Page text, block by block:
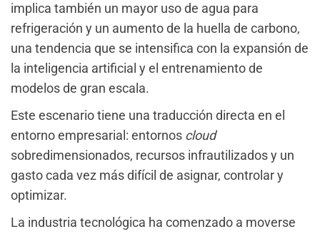
implica también un mayor uso de agua para
refrigeración y un aumento de la huella de carbono,
una tendencia que se intensifica con la expansión de
la inteligencia artificial y el entrenamiento de
modelos de gran escala.
Este escenario tiene una traducción directa en el
entorno empresarial: entornos cloud
sobredimensionados, recursos infrautilizados y un
gasto cada vez más difícil de asignar, controlar y
optimizar.
La industria tecnológica ha comenzado a moverse